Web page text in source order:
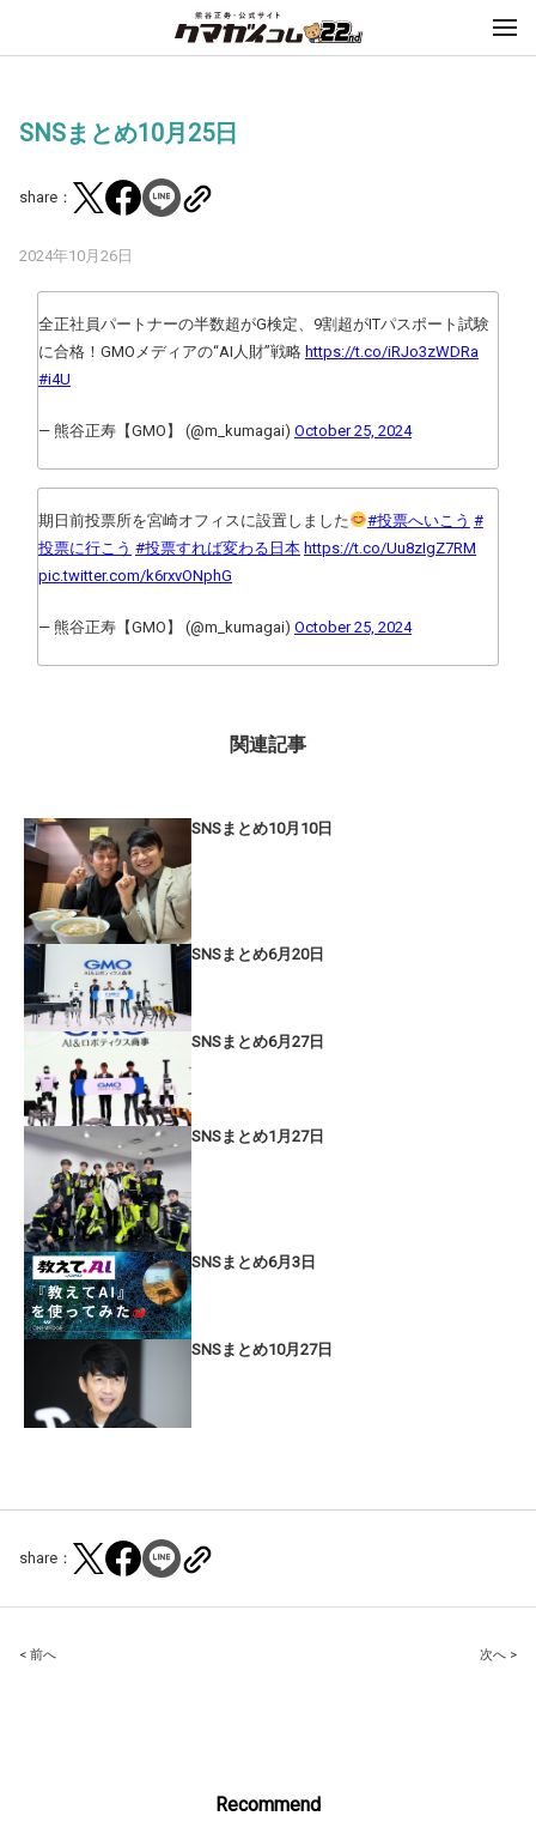
SNSまとめ10月25日
share：
2024年10月26日
全正社員パートナーの半数超がG検定、9割超がITパスポート試験
に合格！GMOメディアの“AI人財”戦略 https://t.co/iRJo3zWDRa
#i4U
— 熊谷正寿【GMO】 (@m_kumagai) October 25, 2024
期日前投票所を宮崎オフィスに設置しました #投票へいこう #
投票に行こう #投票すれば変わる日本 https://t.co/Uu8zIgZ7RM
pic.twitter.com/k6rxvONphG
— 熊谷正寿【GMO】 (@m_kumagai) October 25, 2024
関連記事
SNSまとめ10月10日
SNSまとめ6月20日
SNSまとめ6月27日
SNSまとめ1月27日
SNSまとめ6月3日
SNSまとめ10月27日
share：
Post
< 前へ 次へ >
Recommend